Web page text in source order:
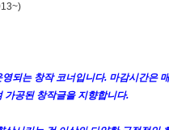
되는 창작 코너입니다. 마감시간은
가공된 창작글을 지향합니다.